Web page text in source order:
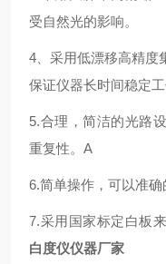
受自然光的影响。
4、采用低漂移高精度
保证仪器长时间稳定工
5.合理，简洁的光路
重复性。 A
6.简单操作，可以准确
7.采用国家标定白板
白度仪仪器厂家